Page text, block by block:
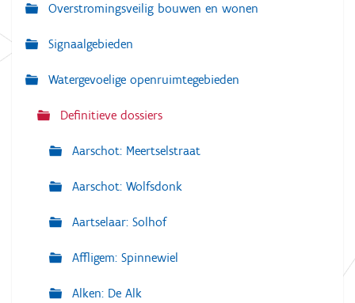
t
Overstromingsveilig bouwen en wonen
Signaalgebieden
Watergevoelige openruimtegebieden
Definitieve dossiers
Aarschot: Meertselstraat
Aarschot: Wolfsdonk
Aartselaar: Solhof
Affligem: Spinnewiel
Alken: De Alk